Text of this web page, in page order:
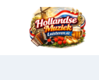
Doorgaan
inhoud